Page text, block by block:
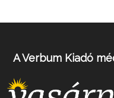
A Verbum Kiadó